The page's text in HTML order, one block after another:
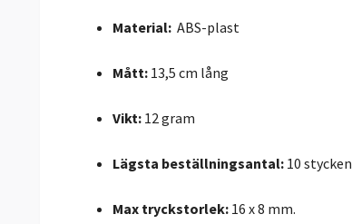
Material: ABS-plast
Mått: 13,5 cm lång
Vikt: 12 gram
Lägsta beställningsantal: 10 stycken
Max tryckstorlek: 16 x 8 mm.